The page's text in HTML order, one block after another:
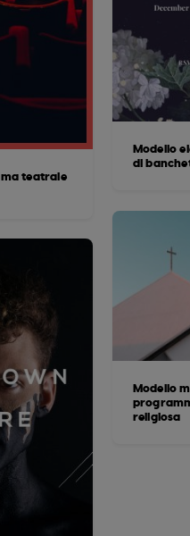
teatrale
Modello
di
Modello
religiosa